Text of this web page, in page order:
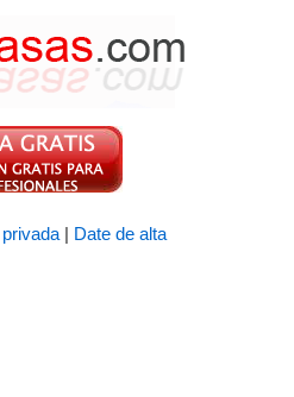
| Date de alta